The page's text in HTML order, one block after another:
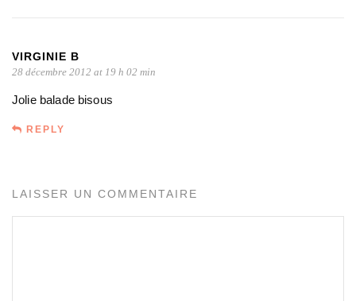
VIRGINIE B
28 décembre 2012 at 19 h 02 min
Jolie balade bisous
REPLY
LAISSER UN COMMENTAIRE